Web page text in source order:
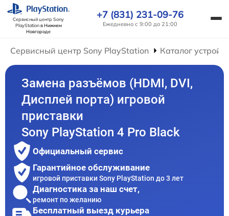
Сервисный центр Sony
PlayStationв Нижнем
Новгороде
+7 (831) 231-09-76
Ежедневно с 9:00 до 21:00
Сервисный центр Sony PlayStation Каталог
Замена разъёмов (HDMI, DVI,
Дисплей порта) игровой
приставки
Sony PlayStation 4 Pro Black
Официальный сервис
Гарантийное обслуживание
игровой приставки Sony PlayStation до 3 лет
Диагностика за наш счет,
ремонт по желанию
Бесплатный выезд курьера